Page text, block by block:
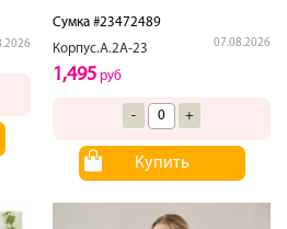
Сумка #23472489
Корпус.А.2А-23
07.08.2026
1,495 руб
- +
Купить